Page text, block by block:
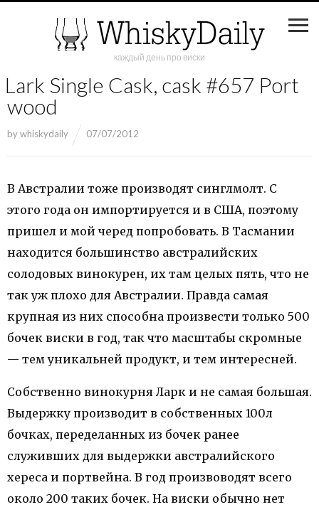
каждый день про виски
Lark Single Cask, cask #657 Port
wood
bywhiskydaily 07/07/2012
В Австралии тоже производят синглмолт. С
этого года он импортируется и в США, поэтому
пришел и мой черед попробовать. В Тасмании
находится большинство австралийских
солодовых винокурен, их там целых пять, что не
так уж плохо для Австралии. Правда самая
крупная из них способна произвести только 500
бочек виски в год, так что масштабы скромные
— тем уникальней продукт, и тем интересней.
Собственно винокурня Ларк и не самая большая.
Выдержку производит в собственных 100л
бочках, переделанных из бочек ранее
служивших для выдержки австралийского
хереса и портвейна. В год произвоводят всего
около 200 таких бочек. На виски обычно нет